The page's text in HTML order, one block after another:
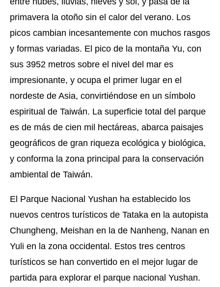
primavera la otoño sin el calor del verano. Los
picos cambian incesantemente con muchos rasgos
y formas variadas. El pico de la montaña Yu, con
sus 3952 metros sobre el nivel del mar es
impresionante, y ocupa el primer lugar en el
nordeste de Asia, convirtiéndose en un símbolo
espiritual de Taiwán. La superficie total del parque
es de más de cien mil hectáreas, abarca paisajes
geográficos de gran riqueza ecológica y biológica,
y conforma la zona principal para la conservación
ambiental de Taiwán.
El Parque Nacional Yushan ha establecido los
nuevos centros turísticos de Tataka en la autopista
Chungheng, Meishan en la de Nanheng, Nanan en
Yuli en la zona occidental. Estos tres centros
turísticos se han convertido en el mejor lugar de
partida para explorar el parque nacional Yushan.